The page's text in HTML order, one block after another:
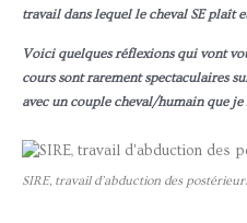
travail dans lequel le cheval SE plaît
Voici quelques réflexions qui vont
cours sont rarement spectaculaires
avec un couple cheval/humain que je
SIRE, travail d’abduction des